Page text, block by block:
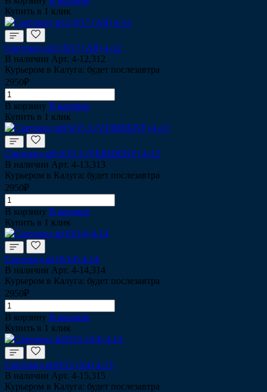
Купить в 1 клик
Световод ⌀13,9/17 (AII) 4-12
В наличии Арт. 4-12,312
Курьером в Калуга: будет послезавтра
2950₽
В корзину В корзине
Купить в 1 клик
Световод ⌀9,9/15,3 (VERIDENT) 4-13
В наличии Арт. 4-13,313
Курьером в Калуга: будет послезавтра
2950₽
В корзину В корзине
Купить в 1 клик
Световод ⌀(10/14) 4-14
В наличии Арт. 4-14,314
Курьером в Калуга: будет послезавтра
2950₽
В корзину В корзине
Купить в 1 клик
Световод ⌀10/15 (A4) 4-15
В наличии Арт. 4-15,315
Курьером в Калуга: будет послезавтра